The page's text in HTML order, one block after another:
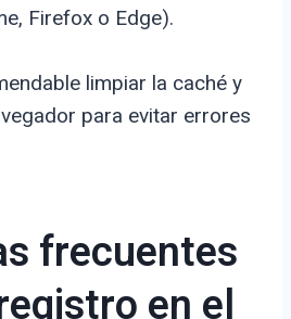
Firefox o Edge).
limpiar la caché y
para evitar errores
frecuentes
en el